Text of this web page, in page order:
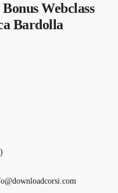
Webclass
Bardolla